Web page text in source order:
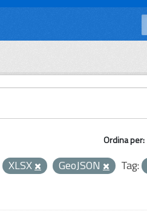
Ordina per
XLSX GeoJSON Tag: